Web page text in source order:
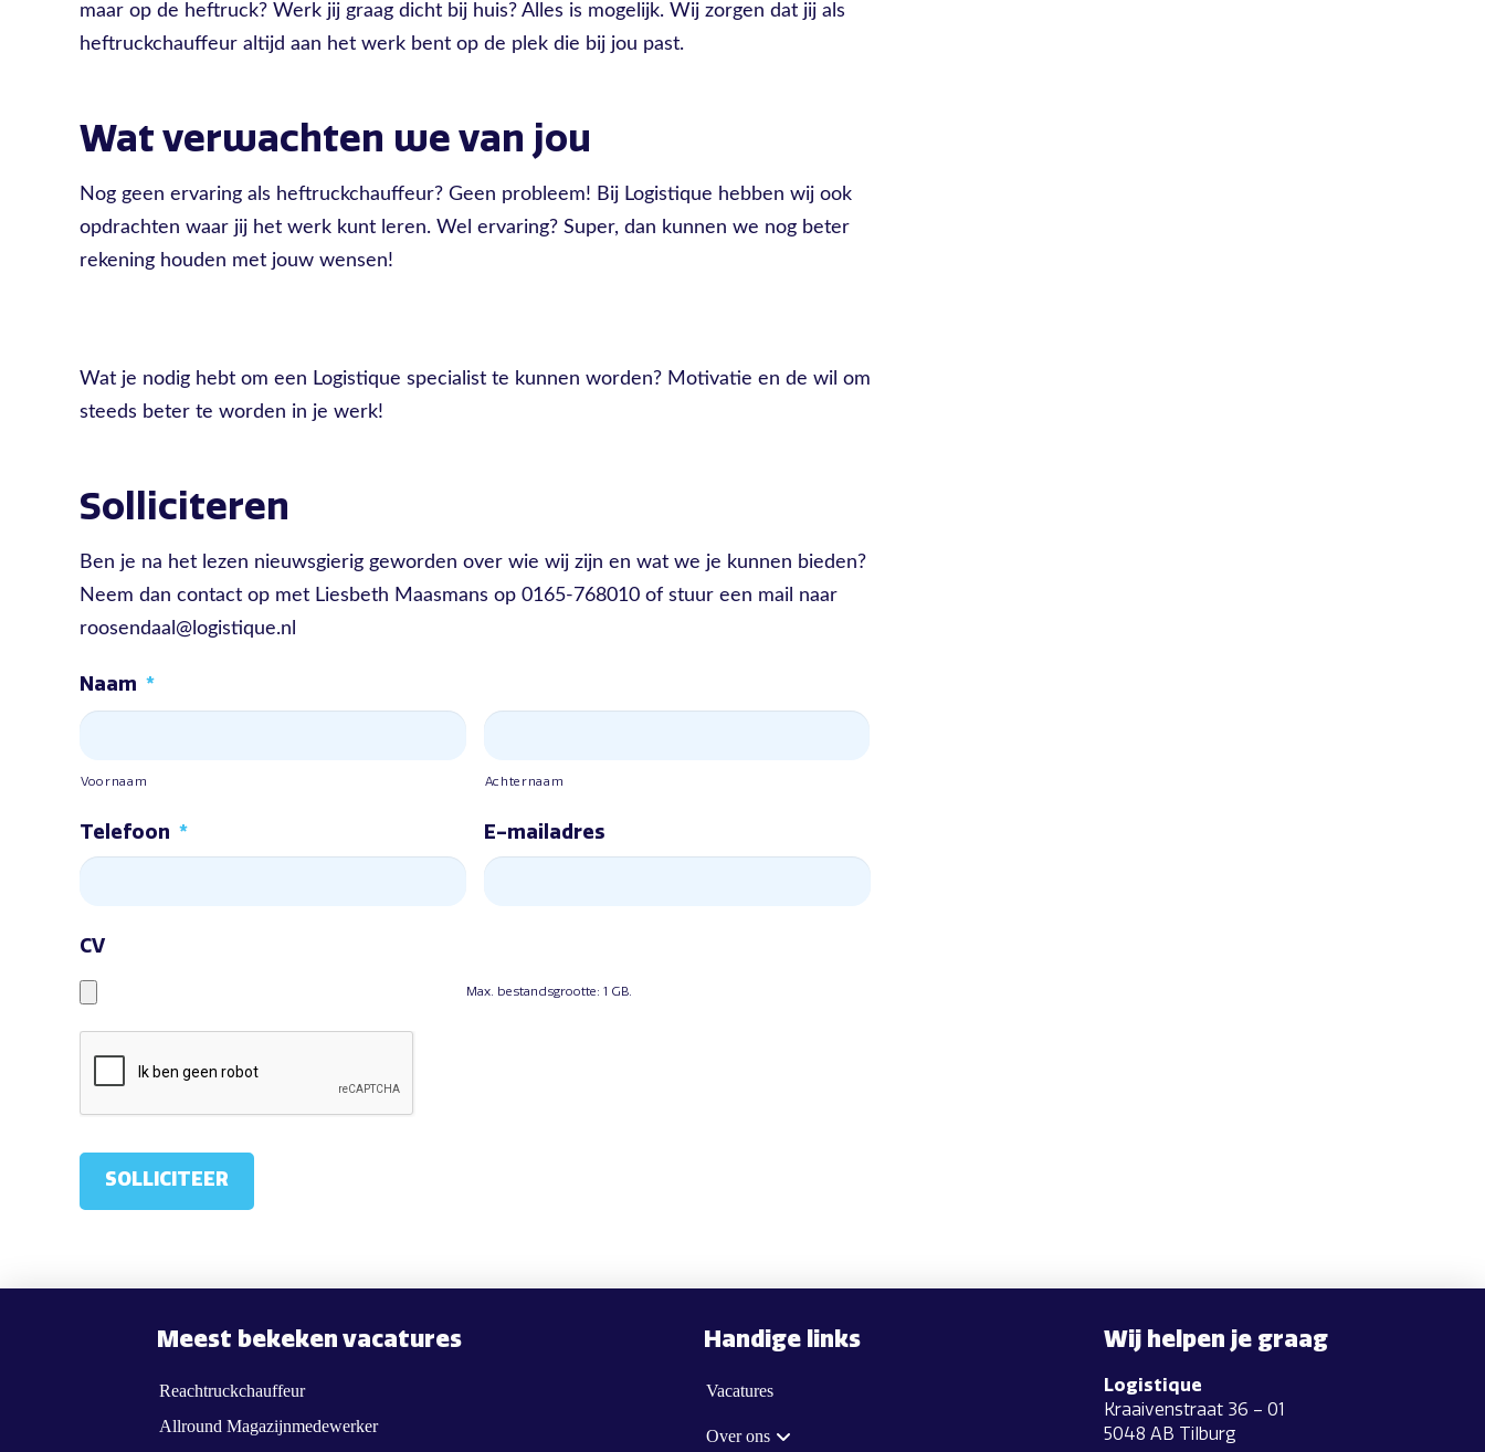
maar op de heftruck? Werk jij graag dicht bij huis? Alles is mogelijk. Wij zorgen dat jij als
heftruckchauffeur altijd aan het werk bent op de plek die bij jou past.
Wat verwachten we van jou
Nog geen ervaring als heftruckchauffeur? Geen probleem! Bij Logistique hebben wij ook
opdrachten waar jij het werk kunt leren. Wel ervaring? Super, dan kunnen we nog beter
rekening houden met jouw wensen!
Wat je nodig hebt om een Logistique specialist te kunnen worden? Motivatie en de wil om
steeds beter te worden in je werk!
Solliciteren
Ben je na het lezen nieuwsgierig geworden over wie wij zijn en wat we je kunnen bieden?
Neem dan contact op met Liesbeth Maasmans op 0165-768010 of stuur een mail naar
roosendaal@logistique.nl
Naam *
Voornaam Achternaam
Telefoon * E-mailadres
CV
Max. bestandsgrootte: 1 GB.
Meest bekeken vacatures
Reachtruckchauffeur
Allround Magazijnmedewerker
Handige links
Vacatures
Over ons
Wij helpen je graag
Logistique
Kraaivenstraat 36 – 01
5048 AB Tilburg